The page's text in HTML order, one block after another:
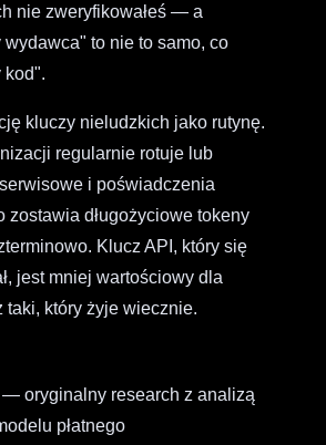
nie zweryfikowałeś — a
wydawca" to nie to samo, co
kod".
kluczy nieludzkich jako rutynę.
regularnie rotuje lub
i poświadczenia
długożyciowe tokeny
Klucz API, który się
jest mniej wartościowy dla
taki, który żyje wiecznie.
oryginalny research z analizą
płatnego